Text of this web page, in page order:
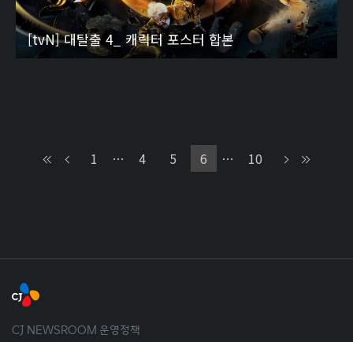
[tvN] 대탈출 4_ 캐릭터 포스터 합본
1 … 4 5 6 … 10
CJ NEWSROOM 운영정책